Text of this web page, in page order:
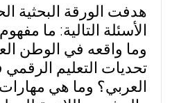
هدفت الورقة البحثية
الأسئلة التالية: ما
وما واقعه في الوطن
تحديات التعليم
العربي؟ وما هي